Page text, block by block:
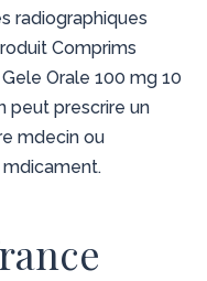
radiographiques
Comprims
Orale 100 mg 10
peut prescrire un
mdecin ou